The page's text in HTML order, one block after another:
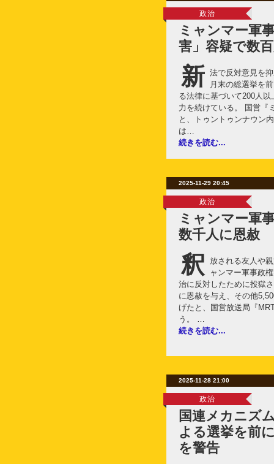
政治
ミャンマー軍
害」容疑で数
新 法で反対意見を
月末の総選挙を
る法律に基づいて200人
力を続けている。 国営『
と、トゥントゥンナウン
は…
続きを読む...
2025-11-29 20:45
政治
ミャンマー軍
数千人に恩赦
釈 放される友人や
ャンマー軍事政
治に反対したために投獄
に恩赦を与え、その他
げたと、国営放送局『
う。 …
続きを読む...
2025-11-28 21:00
政治
国連メカニズ
よる選挙を前
を警告